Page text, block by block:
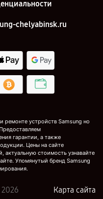
chelyabinsk.ru
ремонте устройств Samsung но
гарантии, а также
Цены на сайте
актуальную стоимость узнавайте
Упомянутый бренд Samsung
Карта сайта